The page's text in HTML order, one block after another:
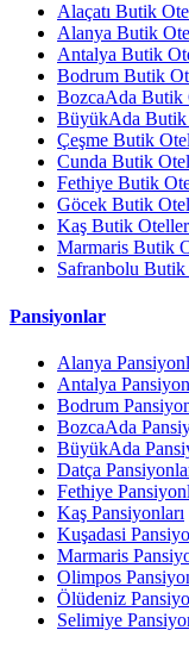
Alaçatı Butik
Alanya Butik
Antalya Butik
Bodrum Butik
BozcaAda Butik
BüyükAda Butik
Çeşme Butik
Cunda Butik
Fethiye Butik
Göcek Butik
Kaş Butik
Marmaris Butik
Safranbolu
Pansiyonlar
Alanya
Antalya
Bodrum
BozcaAda
BüyükAda
Datça
Fethiye
Kaş Pansiyonları
Kuşadasi
Marmaris
Olimpos
Ölüdeniz
Selimiye